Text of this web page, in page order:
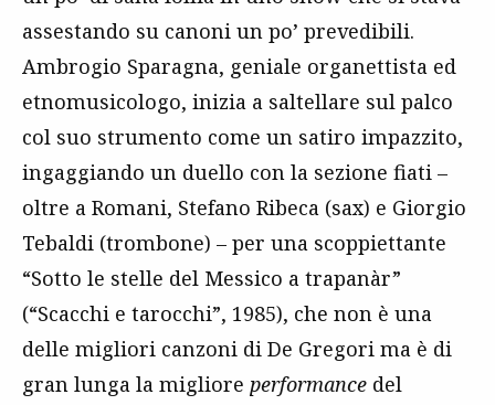
assestando su canoni un po’ prevedibili.
Ambrogio Sparagna, geniale organettista ed
etnomusicologo, inizia a saltellare sul palco
col suo strumento come un satiro impazzito,
ingaggiando un duello con la sezione fiati –
oltre a Romani, Stefano Ribeca (sax) e Giorgio
Tebaldi (trombone) – per una scoppiettante
“Sotto le stelle del Messico a trapanàr”
(“Scacchi e tarocchi”, 1985), che non è una
delle migliori canzoni di De Gregori ma è di
gran lunga la migliore performance del